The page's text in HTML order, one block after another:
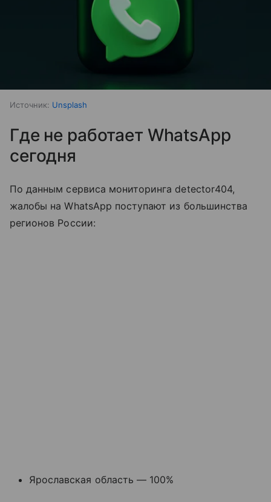
Источник: Unsplash
Где не работает WhatsApp
сегодня
По данным сервиса мониторинга detector404,
жалобы на WhatsApp поступают из большинства
регионов России:
Ярославская область — 100%